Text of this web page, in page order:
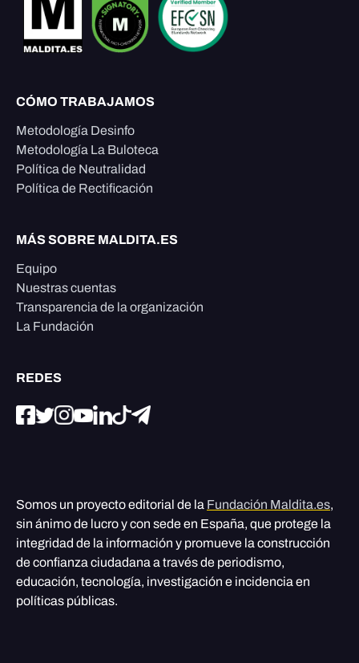
CÓMO TRABAJAMOS
Metodología Desinfo
Metodología La Buloteca
Política de Neutralidad
Política de Rectificación
MÁS SOBRE MALDITA.ES
Equipo
Nuestras cuentas
Transparencia de la organización
La Fundación
REDES
Somos un proyecto editorial de la Fundación Maldita.es,
sin ánimo de lucro y con sede en España, que protege la
integridad de la información y promueve la construcción
de confianza ciudadana a través de periodismo,
educación, tecnología, investigación e incidencia en
políticas públicas.